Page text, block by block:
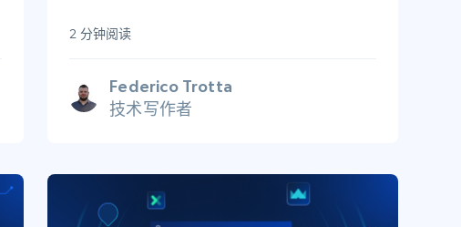
2 分钟阅读
Federico Trotta
技术写作者